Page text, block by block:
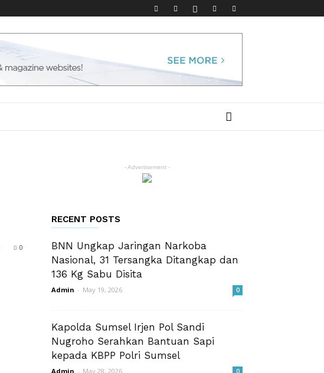
0
- Advertisement -
RECENT POSTS
BNN Ungkap Jaringan Narkoba
Nasional, 31 Tersangka Ditangkap dan
136 Kg Sabu Disita
Admin - May 19, 2026 0
Kapolda Sumsel Irjen Pol Sandi
Nugroho Serahkan Bantuan Sapi
kepada KBPP Polri Sumsel
Admin - May 28, 2026 0